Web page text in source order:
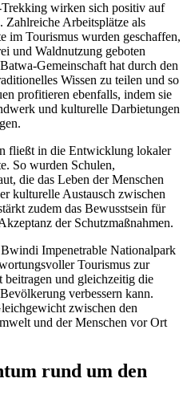
wirken sich positiv auf
Zahlreiche Arbeitsplätze als
im Tourismus wurden geschaffen,
und Waldnutzung geboten
Gemeinschaft hat durch den
Wissen zu teilen und so
profitieren ebenfalls, indem sie
und kulturelle Darbietungen
fließt in die Entwicklung lokaler
So wurden Schulen,
die das Leben der Menschen
kulturelle Austausch zwischen
zudem das Bewusstsein für
der Schutzmaßnahmen.
Impenetrable Nationalpark
Tourismus zur
beitragen und gleichzeitig die
verbessern kann.
zwischen den
und der Menschen vor Ort
rund um den